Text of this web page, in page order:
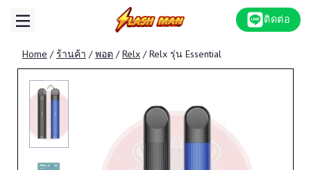
ติดต่อ
Home / ร้านค้า / พอต / Relx / Relx รุ่น Essential